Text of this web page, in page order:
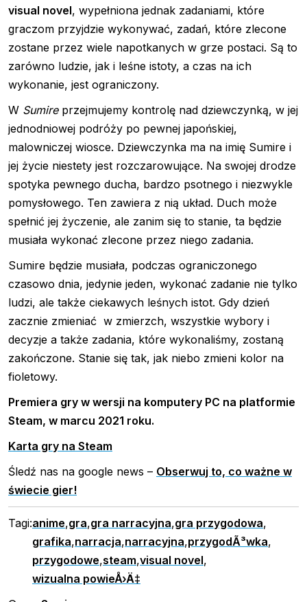
visual novel, wypełniona jednak zadaniami, które
graczom przyjdzie wykonywać, zadań, które zlecone
zostane przez wiele napotkanych w grze postaci. Są to
zarówno ludzie, jak i leśne istoty, a czas na ich
wykonanie, jest ograniczony.
W Sumireprzejmujemy kontrolę nad dziewczynką, w jej
jednodniowej podróży po pewnej japońskiej,
malowniczej wiosce. Dziewczynka ma na imię Sumire i
jej życie niestety jest rozczarowujące. Na swojej drodze
spotyka pewnego ducha, bardzo psotnego i niezwykle
pomysłowego. Ten zawiera z nią układ. Duch może
spełnić jej życzenie, ale zanim się to stanie, ta będzie
musiała wykonać zlecone przez niego zadania.
Sumire będzie musiała, podczas ograniczonego
czasowo dnia, jedynie jeden, wykonać zadanie nie tylko
ludzi, ale także ciekawych leśnych istot. Gdy dzień
zacznie zmieniać w zmierzch, wszystkie wybory i
decyzje a także zadania, które wykonaliśmy, zostaną
zakończone. Stanie się tak, jak niebo zmieni kolor na
fioletowy.
Premiera gry w wersji na komputery PC na platformie
Steam, w marcu 2021 roku.
Karta gry na Steam
Śledź nas na google news – Obserwuj to, co ważne w
świecie gier!
Tagi:anime,gra,gra narracyjna,gra przygodowa,
grafika,narracja,narracyjna,przygodÃ³wka,
przygodowe,steam,visual novel,
wizualna powieÅ›Ä‡